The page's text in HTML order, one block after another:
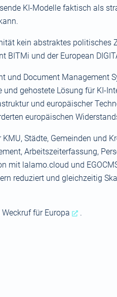
KI-Modelle faktisch als
kein abstraktes
und der European
und Document Management
gehostete Lösung für KI-
und europäischer
europäischen
Städte, Gemeinden und
Arbeitszeiterfassung,
mit lalamo.cloud und
reduziert und gleichzeitig
für Europa .